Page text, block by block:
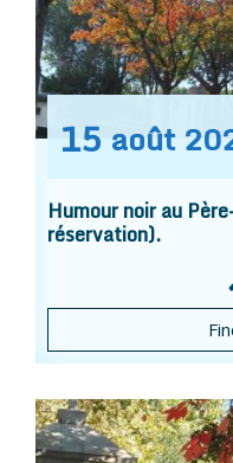
15 août
Humour noir au
réservation).